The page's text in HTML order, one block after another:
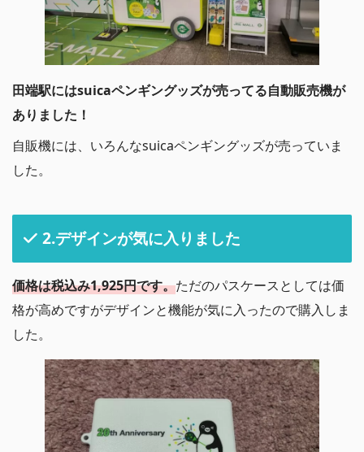
田端駅にはsuicaペンギングッズが売ってる自動販売機が
ありました！
自販機には、いろんなsuicaペンギングッズが売っていま
した。
2.デザインが気に入りました
価格は税込み1,925円です。ただのパスケースとしては価
格が高めですがデザインと機能が気に入ったので購入しま
した。